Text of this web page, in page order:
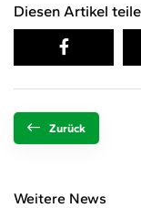
Diesen Artikel
Zurück
Weitere News